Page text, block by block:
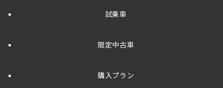
試乗車
限定中古車
購入プラン